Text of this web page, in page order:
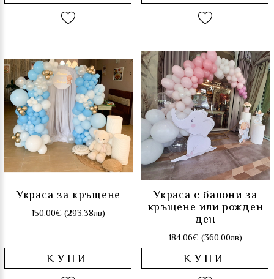
Украса за кръщене
150.00€ (293.38лв)
КУПИ
Украса с балони за
кръщене или рожден
ден
184.06€ (360.00лв)
КУПИ